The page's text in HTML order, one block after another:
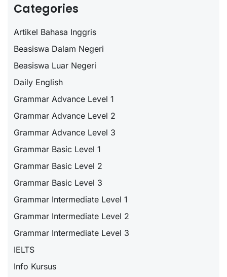
Categories
Artikel Bahasa Inggris
Beasiswa Dalam Negeri
Beasiswa Luar Negeri
Daily English
Grammar Advance Level 1
Grammar Advance Level 2
Grammar Advance Level 3
Grammar Basic Level 1
Grammar Basic Level 2
Grammar Basic Level 3
Grammar Intermediate Level 1
Grammar Intermediate Level 2
Grammar Intermediate Level 3
IELTS
Info Kursus